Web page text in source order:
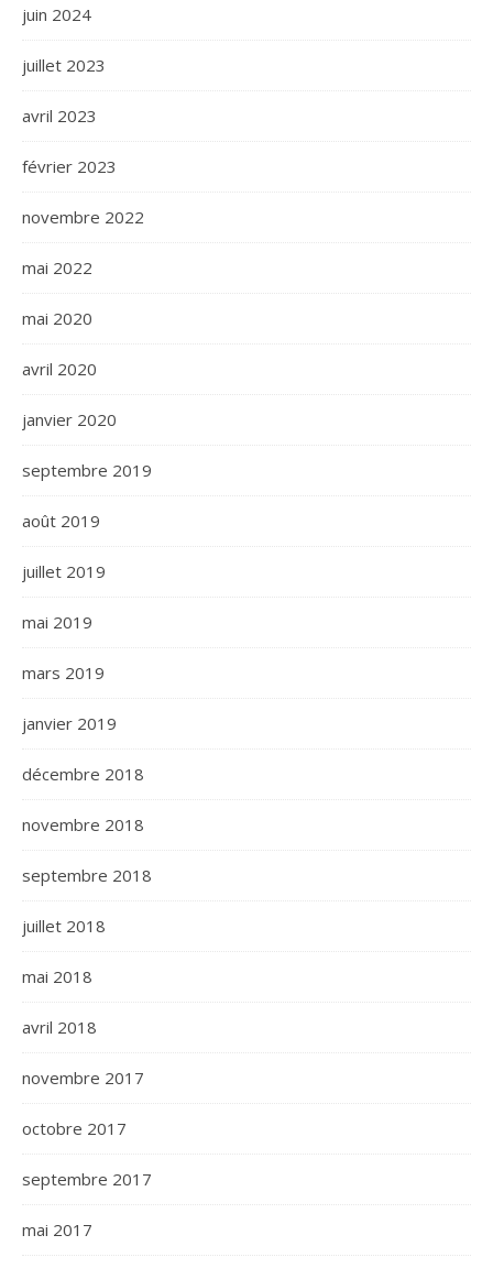
juin 2024
juillet 2023
avril 2023
février 2023
novembre 2022
mai 2022
mai 2020
avril 2020
janvier 2020
septembre 2019
août 2019
juillet 2019
mai 2019
mars 2019
janvier 2019
décembre 2018
novembre 2018
septembre 2018
juillet 2018
mai 2018
avril 2018
novembre 2017
octobre 2017
septembre 2017
mai 2017